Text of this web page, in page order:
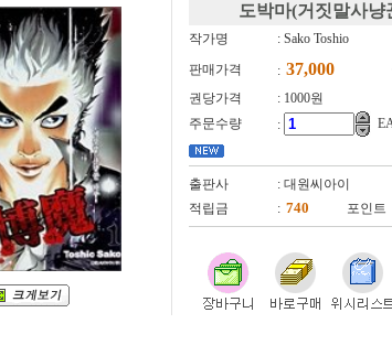
도박마(거짓말사냥
작가명
: Sako Toshio
판매가격
:
권당가격 : 1000원
주문수량
:
출판사
: 대원씨아이
적립금
: 포인트